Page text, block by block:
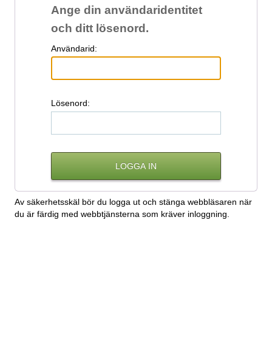
Ange din användaridentitet
och ditt lösenord.
Användarid:
Lösenord:
Av säkerhetsskäl bör du logga ut och stänga webbläsaren när
du är färdig med webbtjänsterna som kräver inloggning.